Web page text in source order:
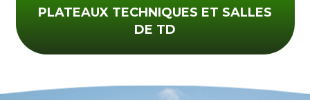
PLATEAUX TECHNIQUES ET SALLES
DE TD